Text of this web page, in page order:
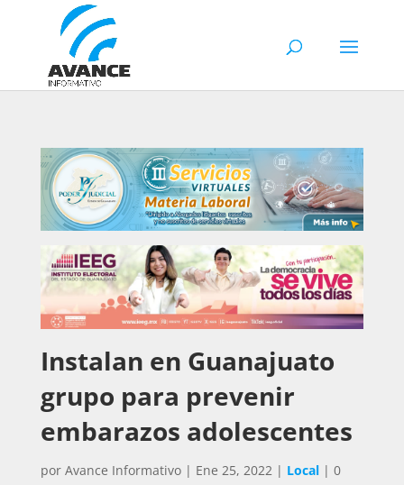
Instalan en Guanajuato
grupo para prevenir
embarazos adolescentes
por Avance Informativo| Ene 25, 2022 | Local| 0